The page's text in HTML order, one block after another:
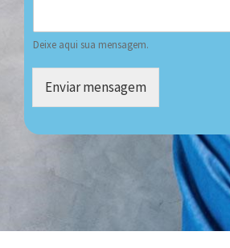
Deixe aqui sua mensagem.
Enviar mensagem